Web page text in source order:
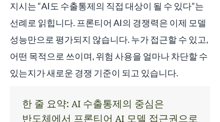
지시는 “AI도 수출통제의 직접 대상이 될 수 있다”는
선례로 읽힙니다. 프론티어 AI의 경쟁력은 이제 모델
성능만으로 평가되지 않습니다. 누가 접근할 수 있고,
어떤 목적으로 쓰이며, 위험 사용을 얼마나 차단할 수
있는지가 새로운 경쟁 기준이 되고 있습니다.
한 줄 요약: AI 수출통제의 중심은
반도체에서 프론티어 AI 모델 접근권으로